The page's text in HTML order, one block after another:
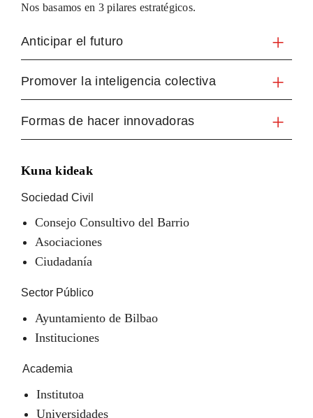
Nos basamos en 3 pilares estratégicos.
Anticipar el futuro
Promover la inteligencia colectiva
Formas de hacer innovadoras
Kuna kideak
Sociedad Civil
Consejo Consultivo del Barrio
Asociaciones
Ciudadanía
Sector Público
Ayuntamiento de Bilbao
Instituciones
Academia
Institutoa
Universidades